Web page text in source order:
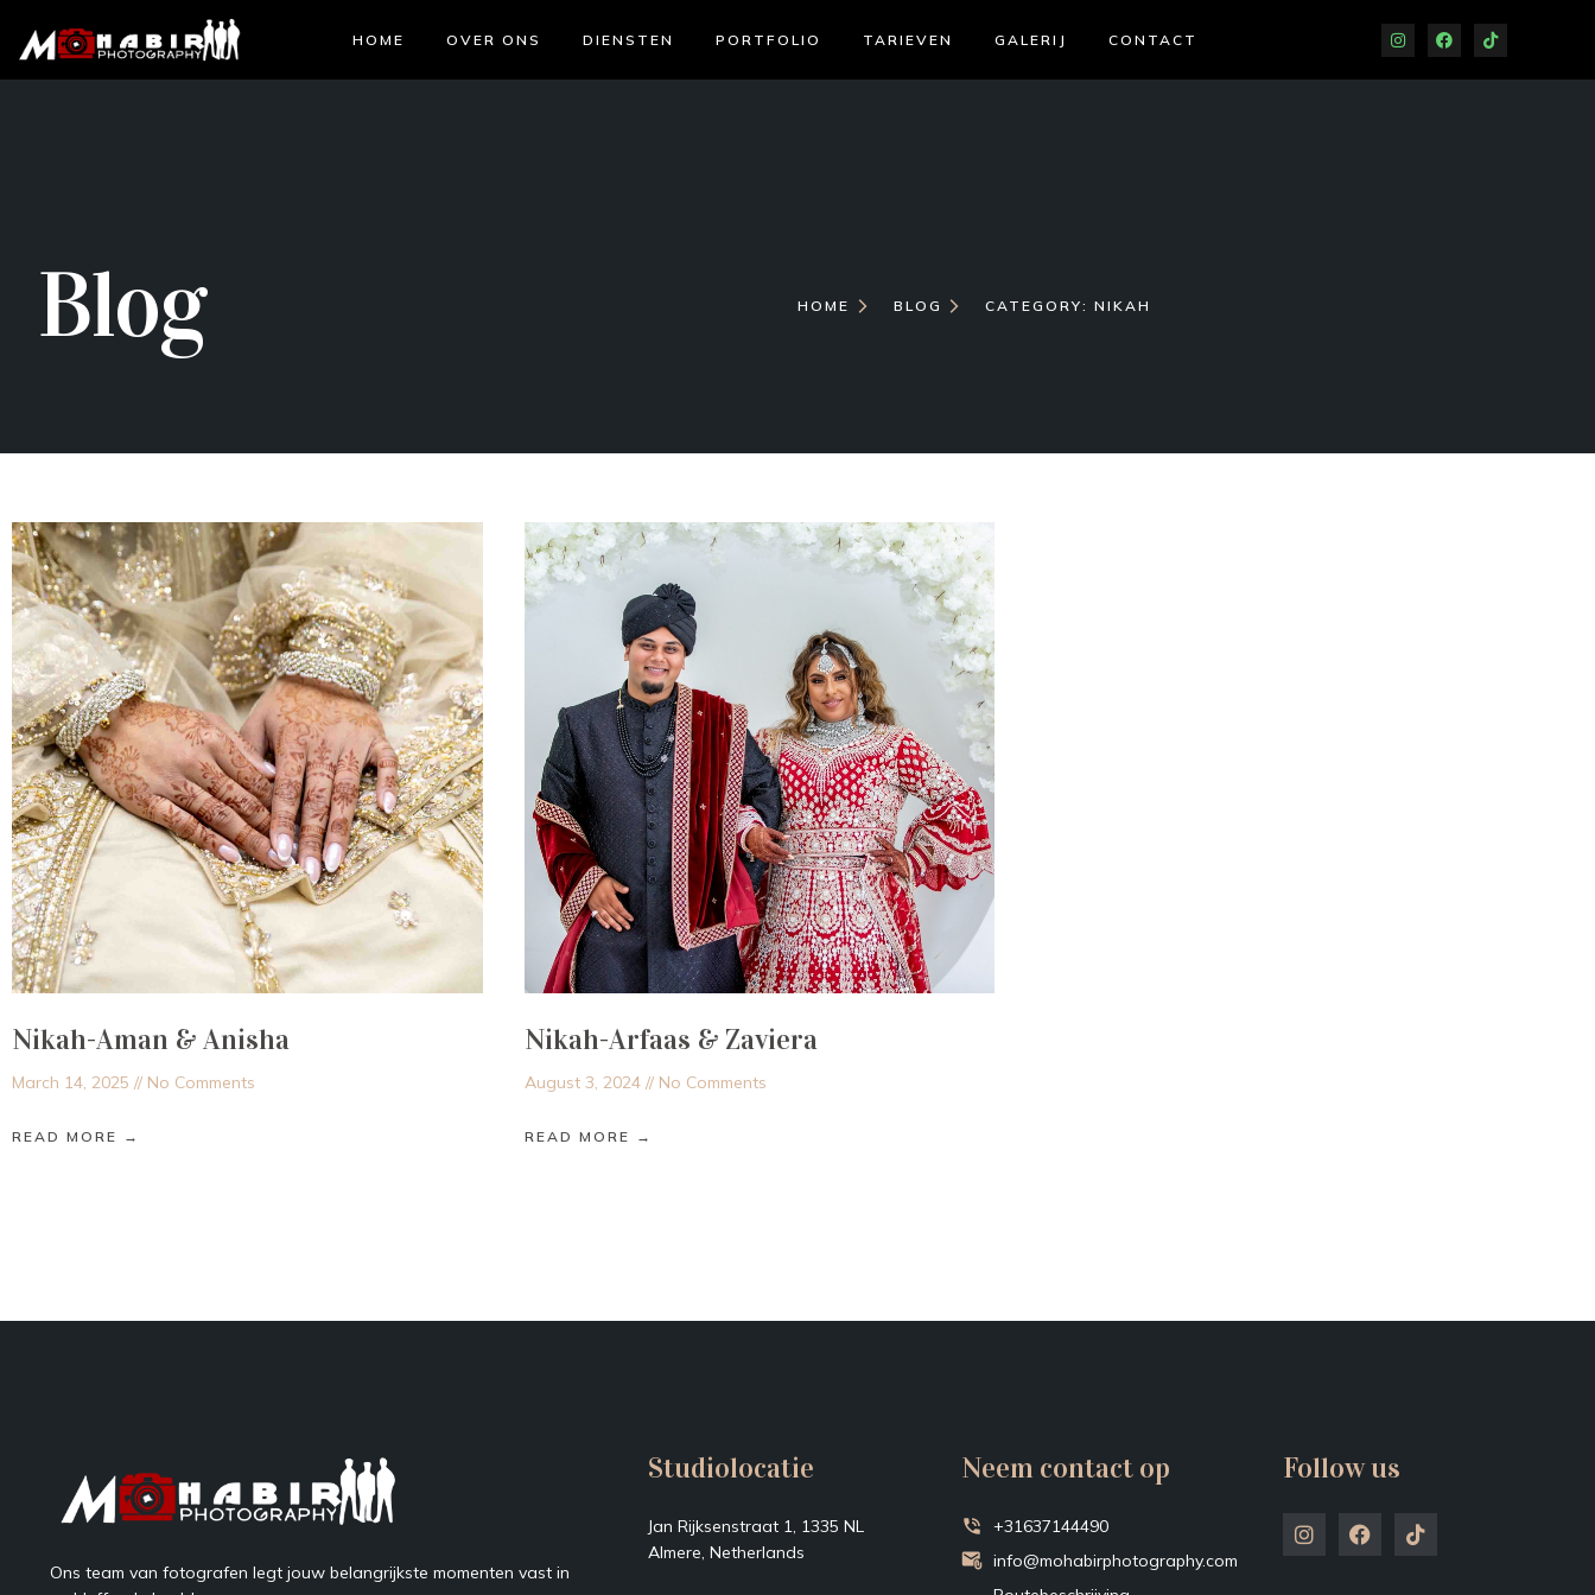
HOME OVER ONS DIENSTEN PORTFOLIO TARIEVEN GALERIJ CONTACT
Blog HOME BLOG CATEGORY: NIKAH
Nikah-Aman & Anisha
March 14, 2025 No Comments
READ MORE →
Nikah-Arfaas & Zaviera
August 3, 2024 No Comments
READ MORE →
Ons team van fotografen legt jouw belangrijkste momenten vast in
Studiolocatie
Jan Rijksenstraat 1, 1335 NL
Almere, Netherlands
Neem contact op
+31637144490
info@mohabirphotography.com
Follow us